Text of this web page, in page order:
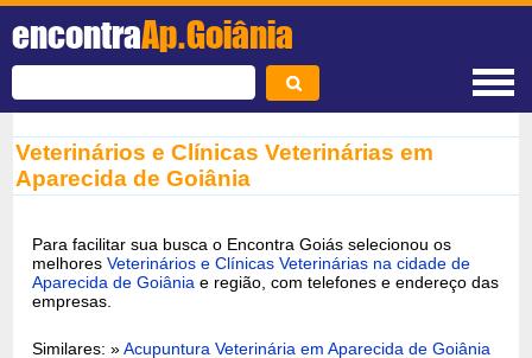
encontraAp.Goiânia
Veterinários e Clínicas Veterinárias em
Aparecida de Goiânia
Para facilitar sua busca o Encontra Goiás selecionou os
melhoresVeterinários e Clínicas Veterinárias na cidade de
Aparecida de Goiânia e região, com telefones e endereço das
empresas.
Similares: »Acupuntura Veterinária em Aparecida de Goiânia